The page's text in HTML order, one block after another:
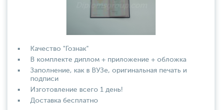
Качество "Гознак"
В комплекте диплом + приложение + обложка
Заполнение, как в ВУЗе, оригинальная печать и
подписи
Изготовление всего 1 день!
Доставка бесплатно